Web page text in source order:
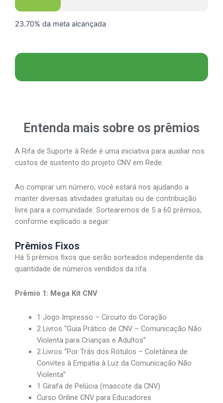
23.70% da meta alcançada
Entenda mais sobre os prêmios
A Rifa de Suporte à Rede é uma iniciativa para auxiliar nos
custos de sustento do projeto CNV em Rede.
Ao comprar um número, você estará nos ajudando a
manter diversas atividades gratuitas ou de contribuição
livre para a comunidade. Sortearemos de 5 a 60 prêmios,
conforme explicado a seguir:
Prêmios Fixos
Há 5 prêmios fixos que serão sorteados independente da
quantidade de números vendidos da rifa.
Prêmio 1: Mega Kit CNV
1 Jogo Impresso – Circuito do Coração
2 Livros “Guia Prático de CNV – Comunicação Não
Violenta para Crianças e Adultos”
2 Livros “Por Trás dos Rótulos – Coletânea de
Convites à Empatia à Luz da Comunicação Não
Violenta”
1 Girafa de Pelúcia (mascote da CNV)
Curso Online CNV para Educadores